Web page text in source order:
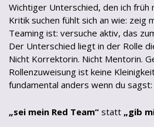
Wichtiger Unterschied, den ich
Kritik suchen fühlt sich an wie: zeig
Teaming ist: versuche aktiv, das
Der Unterschied liegt in der Rolle
Nicht Korrektorin. Nicht Mentorin.
Rollenzuweisung ist keine
fundamental anders wenn du sagst:
„sei mein Red Team“ statt „gib